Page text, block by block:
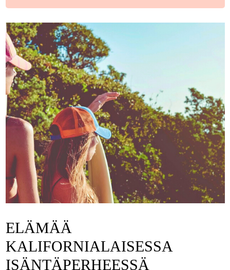
ELÄMÄÄ
KALIFORNIALAISESSA
ISÄNTÄPERHEESSÄ